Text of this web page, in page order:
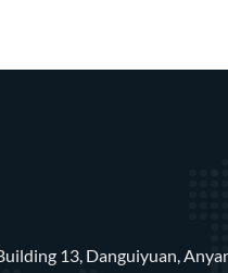
13, Danguiyuan,